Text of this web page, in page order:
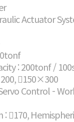
Actuator
: 200tonf /
150×300
Control -
: 170,